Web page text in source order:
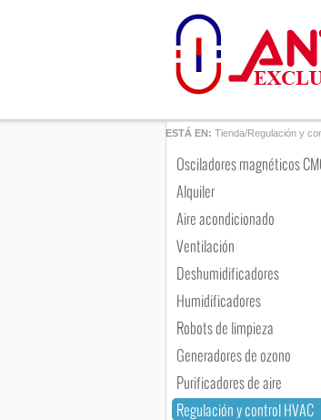
ESTÁ EN: Tienda/Regulación y
Osciladores magnéticos
Alquiler
Aire acondicionado
Ventilación
Deshumidificadores
Humidificadores
Robots de limpieza
Generadores de ozono
Purificadores de aire
Regulación y control HVAC